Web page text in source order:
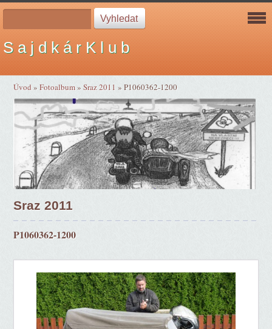
S a j d k á r K l u b
Úvod »Fotoalbum»Sraz 2011 »P1060362-1200
Sraz 2011
P1060362-1200